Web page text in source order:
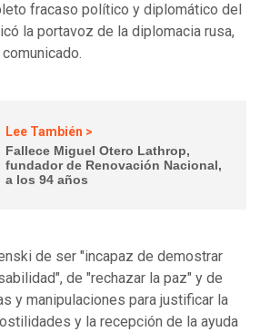
fracaso político y diplomático del
la portavoz de la diplomacia rusa,
Lee También >
Fallece Miguel Otero Lathrop,
fundador de Renovación Nacional,
a los 94 años
de ser "incapaz de demostrar
de "rechazar la paz" y de
y manipulaciones para justificar la
y la recepción de la ayuda